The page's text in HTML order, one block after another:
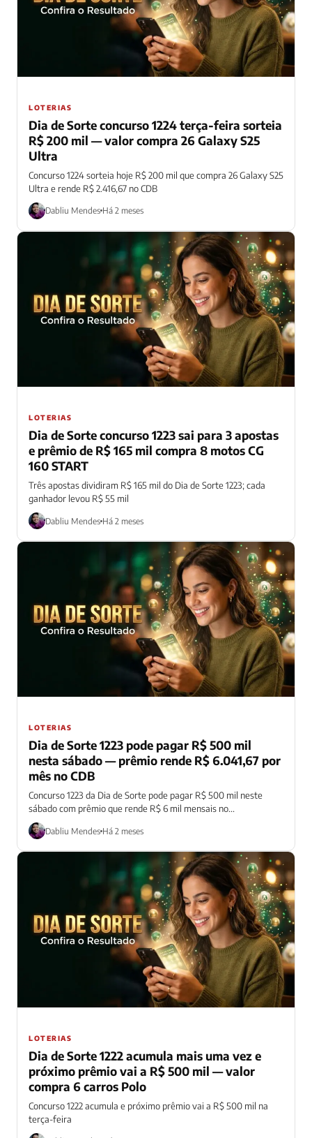
LOTERIAS
Dia de Sorte concurso 1224 terça-feira sorteia
R$ 200 mil — valor compra 26 Galaxy S25
Ultra
Concurso 1224 sorteia hoje R$ 200 mil que compra 26 Galaxy S25
Ultra e rende R$ 2.416,67 no CDB
Dabliu Mendes Há 2 meses
LOTERIAS
Dia de Sorte concurso 1223 sai para 3 apostas
e prêmio de R$ 165 mil compra 8 motos CG
160 START
Três apostas dividiram R$ 165 mil do Dia de Sorte 1223; cada
ganhador levou R$ 55 mil
Dabliu Mendes Há 2 meses
LOTERIAS
Dia de Sorte 1223 pode pagar R$ 500 mil
nesta sábado — prêmio rende R$ 6.041,67 por
mês no CDB
Concurso 1223 da Dia de Sorte pode pagar R$ 500 mil neste
sábado com prêmio que rende R$ 6 mil mensais no...
Dabliu Mendes Há 2 meses
LOTERIAS
Dia de Sorte 1222 acumula mais uma vez e
próximo prêmio vai a R$ 500 mil — valor
compra 6 carros Polo
Concurso 1222 acumula e próximo prêmio vai a R$ 500 mil na
terça-feira